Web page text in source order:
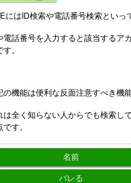
にはID検索や電話番号検索といっ
電話番号を入力すると該当するア
。
の機能は便利な反面注意すべき機
は全く知らない人からでも検索し
です。
名前
バレる